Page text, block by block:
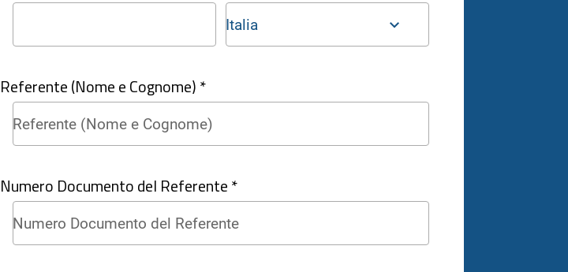
Italia
Referente (Nome e Cognome) *
Numero Documento del Referente *